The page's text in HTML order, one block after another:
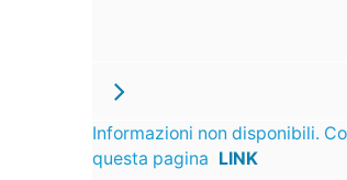
Informazioni non disponibili.
questa pagina LINK